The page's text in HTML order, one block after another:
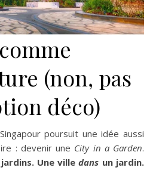
(non, pas
déco)
poursuit une idée aussi
: devenir une City in a Garden.
Une villedans un jardin.